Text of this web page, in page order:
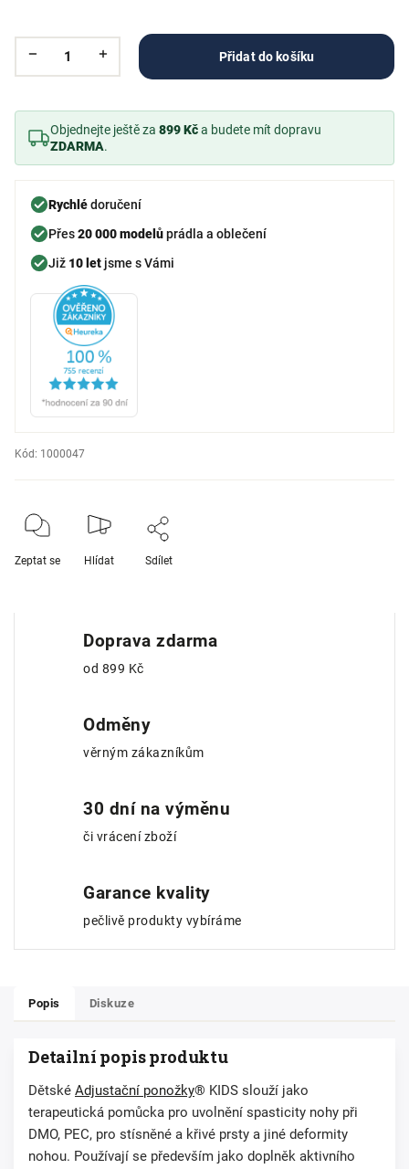
Přidat do košíku
Objednejte ještě za 899 Kča budete mít dopravu
ZDARMA.
Rychlédoručení
Přes20 000 modelůprádla a oblečení
Již 10 let jsme s Vámi
Kód: 1000047
Zeptat se Hlídat Sdílet
Doprava zdarma
od 899 Kč
Odměny
věrným zákazníkům
30 dní na výměnu
či vrácení zboží
Garance kvality
pečlivě produkty vybíráme
Popis Diskuze
Detailní popis produktu
Dětské Adjustační ponožky® KIDS slouží jako
terapeutická pomůcka pro uvolnění spasticity nohy při
DMO, PEC, pro stísněné a křivé prsty a jiné deformity
nohou. Používají se především jako doplněk aktivního